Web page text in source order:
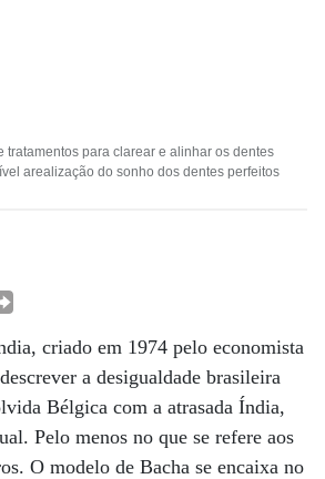
tratamentos para clarear e alinhar os dentes
arealização do sonho dos dentes perfeitos
criado em 1974 pelo economista
a desigualdade brasileira
Bélgica com a atrasada Índia,
Pelo menos no que se refere aos
O modelo de Bacha se encaixa no